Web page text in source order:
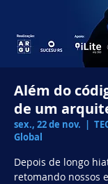
Além do
de um
sex., 22 de nov.
  |
Global
Depois de longo
retomando nossos